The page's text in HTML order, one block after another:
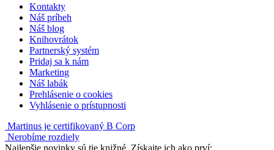
Kontakty
Náš príbeh
Náš blog
Knihovrátok
Partnerský systém
Pridaj sa k nám
Marketing
Náš labák
Prehlásenie o cookies
Vyhlásenie o prístupnosti
Martinus je certifikovaný B Corp
Nerobíme rozdiely
Najlepšie novinky sú tie knižné. Získajte ich ako prví: